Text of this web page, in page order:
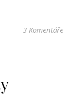
3 Komentáře